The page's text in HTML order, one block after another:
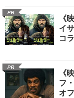
PR
《
イ
コ
PR
《
フ
オ